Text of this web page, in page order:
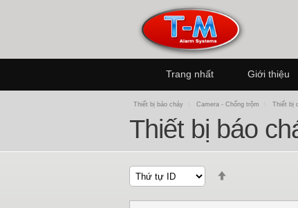
Trang nhất Giới thiệu
Thiết bị báo cháy Camera - Chống trộm Thiết bị
Thiết bị báo
Sort
by